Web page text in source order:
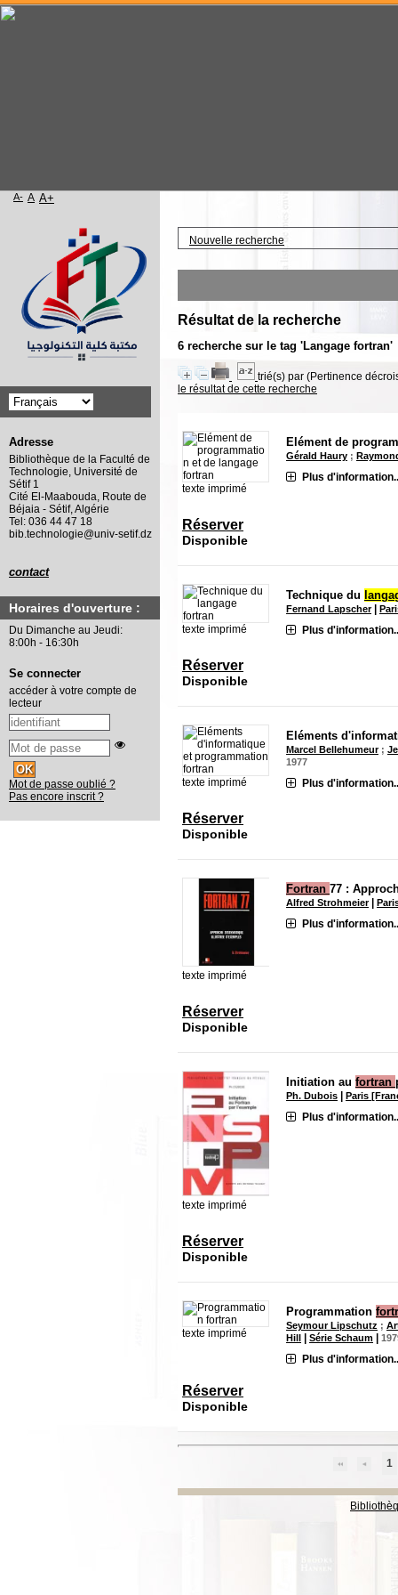
Nouvelle recherche
Résultat de la recherche
6 recherche sur le tag 'Langage fortran'
trié(s) par (Pertinence
le résultat de cette recherche
texte imprimé
Elément de
Gérald Haury ;
Plus
Réserver
Disponible
texte imprimé
Technique du
Fernand Lapscher |
Plus
Réserver
Disponible
texte imprimé
Eléments
Marcel Bellehumeur;
1977
Plus
Réserver
Disponible
texte imprimé
Fortran77 :
Alfred Strohmeier |
Plus
Réserver
Disponible
texte imprimé
Initiation aufortran
Ph. Dubois |Paris
Plus
Réserver
Disponible
texte imprimé
Programmation
Seymour Lipschutz ;
Hill |Série Schaum |
Plus
Réserver
Disponible
1
Accueil
A- A A+
Adresse
Bibliothèque de la Faculté de
Technologie, Université de
Sétif 1
Cité El-Maabouda, Route de
Béjaia - Sétif, Algérie
Tel: 036 44 47 18
bib.technologie@univ-setif.dz
contact
Horaires d'ouverture :
Du Dimanche au Jeudi:
8:00h - 16:30h
Se connecter
accéder à votre compte de
lecteur
Mot de passe oublié ?
Pas encore inscrit ?